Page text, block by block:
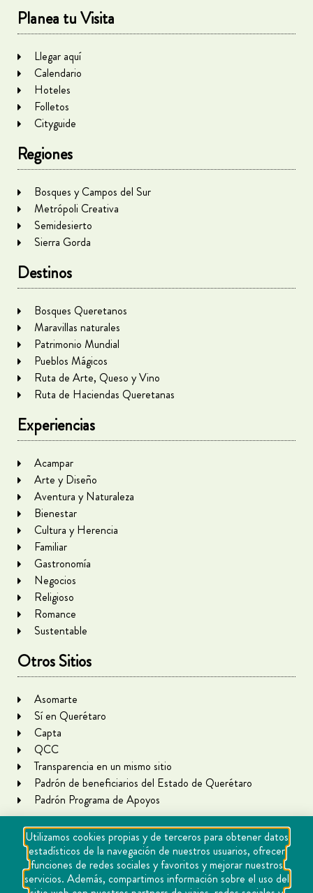
Planea tu Visita
Llegar aquí
Calendario
Hoteles
Folletos
Cityguide
Regiones
Bosques y Campos del Sur
Metrópoli Creativa
Semidesierto
Sierra Gorda
Destinos
Bosques Queretanos
Maravillas naturales
Patrimonio Mundial
Pueblos Mágicos
Ruta de Arte, Queso y Vino
Ruta de Haciendas Queretanas
Experiencias
Acampar
Arte y Diseño
Aventura y Naturaleza
Bienestar
Cultura y Herencia
Familiar
Gastronomía
Negocios
Religioso
Romance
Sustentable
Otros Sitios
Asomarte
Sí en Querétaro
Capta
QCC
Transparencia en un mismo sitio
Padrón de beneficiarios del Estado de Querétaro
Padrón Programa de Apoyos
Utilizamos cookies propias y de terceros para obtener datos
estadísticos de la navegación de nuestros usuarios, ofrecer
funciones de redes sociales y favoritos y mejorar nuestros
servicios. Además, compartimos información sobre el uso del